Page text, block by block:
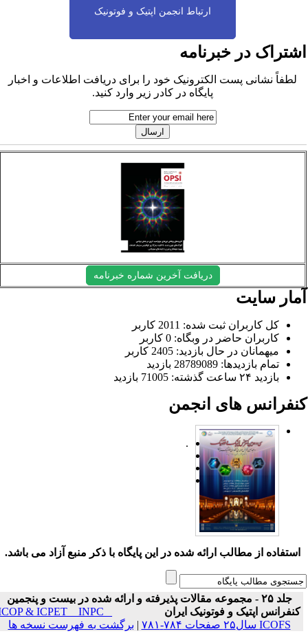
ارتباط انجمن اپتیک و فوتونیک
در خبرنامه
لطفاً نشانی پست الکترونیک خود را برای دریافت اطلاعات و اخبار
پایگاه در کادر زیر وارد کنید.
دریافت آخرین شماره خبرنامه
سایت
کل کاربران ثبت شده: 2011 کاربر
کاربران حاضر در وبگاه: 0 کاربر
میهمانان در حال بازدید: 2405 کاربر
تمام بازدید‌ها: 28789089 بازدید
بازدید ۲۴ ساعت گذشته: 71005 بازدید
های انجمن
.
استفاده از مطالب ارائه شده در این پایگاه با ذکر منبع آزاد می باشد.
جلد ۲۵ - مجموعه مقالات پذیرفته و ارائه شده در بیست و پنجمین
کنفرانس اپتیک و فوتونیک ایران
ICOP & ICPET _ INPC _
ICOFS سال۲۵ صفحات ۷۸۴-۷۸۱
|برگشت به فهرست نسخه ها